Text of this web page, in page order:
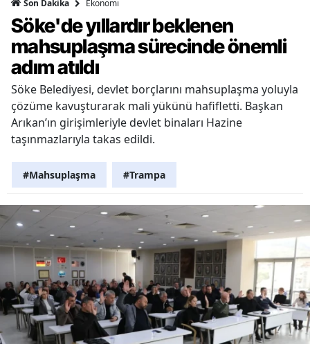
Son Dakika Ekonomi
Söke'de yıllardır beklenen
mahsuplaşma sürecinde önemli
adım atıldı
Söke Belediyesi, devlet borçlarını mahsuplaşma yoluyla
çözüme kavuşturarak mali yükünü hafifletti. Başkan
Arıkan’ın girişimleriyle devlet binaları Hazine
taşınmazlarıyla takas edildi.
#Mahsuplaşma #Trampa